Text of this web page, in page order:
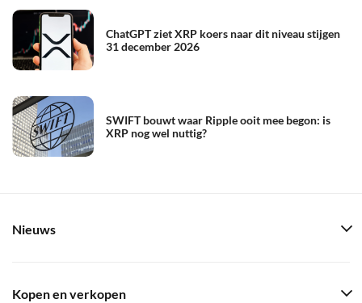
ChatGPT ziet XRP koers naar dit niveau stijgen
31 december 2026
SWIFT bouwt waar Ripple ooit mee begon: is
XRP nog wel nuttig?
Nieuws
Kopen en verkopen